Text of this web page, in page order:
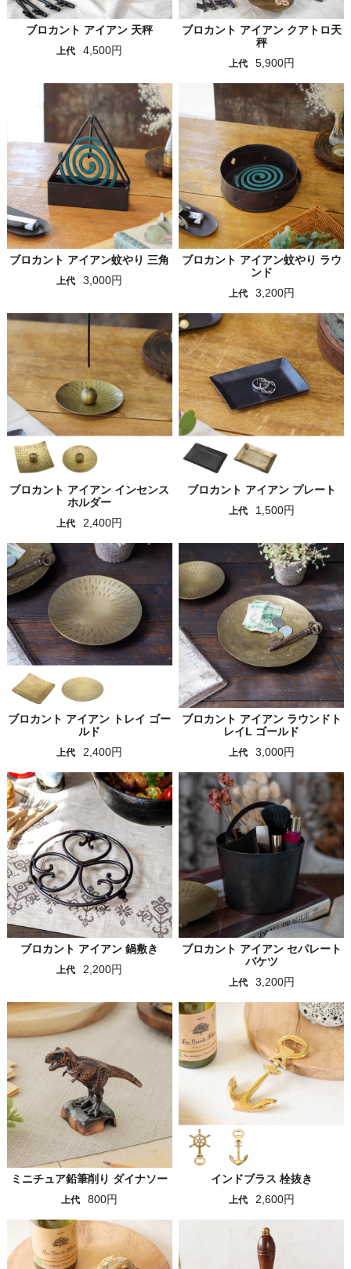
ブロカント アイアン 天秤
上代 4,500円
ブロカント アイアン クアトロ天
秤
上代 5,900円
ブロカント アイアン蚊やり 三角
上代 3,000円
ブロカント アイアン蚊やり ラウ
ンド
上代 3,200円
ブロカント アイアン インセンス
ホルダー
上代 2,400円
ブロカント アイアン プレート
上代 1,500円
ブロカント アイアン トレイ ゴー
ルド
上代 2,400円
ブロカント アイアン ラウンドト
レイL ゴールド
上代 3,000円
ブロカント アイアン 鍋敷き
上代 2,200円
ブロカント アイアン セパレート
バケツ
上代 3,200円
ミニチュア鉛筆削り ダイナソー
上代 800円
インドブラス 栓抜き
上代 2,600円